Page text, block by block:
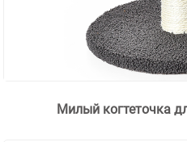
Милый когтеточка